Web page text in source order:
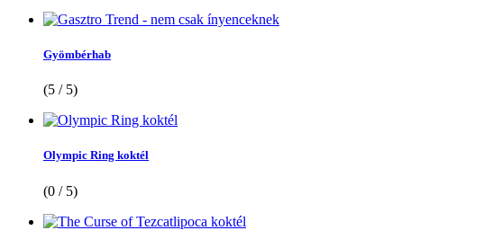
Gyömbérhab
(5 / 5)
Olympic Ring koktél
(0 / 5)